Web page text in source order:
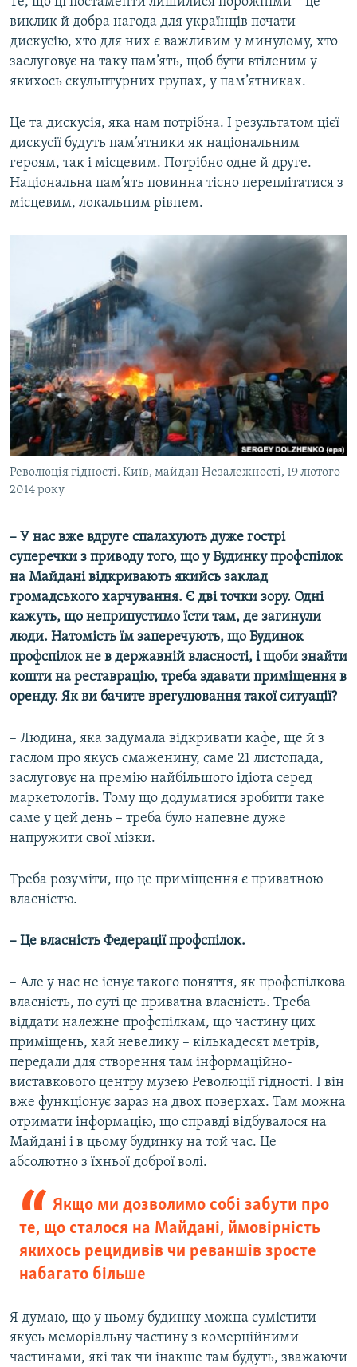
виклик й добра нагода для українців почати
дискусію, хто для них є важливим у минулому, хто
заслуговує на таку пам’ять, щоб бути втіленим у
якихось скульптурних групах, у пам’ятниках.
Це та дискусія, яка нам потрібна. І результатом цієї
дискусії будуть пам’ятники як національним
героям, так і місцевим. Потрібно одне й друге.
Національна пам’ять повинна тісно переплітатися з
місцевим, локальним рівнем.
Революція гідності. Київ, майдан Незалежності, 19 лютого
2014 року
– У нас вже вдруге спалахують дуже гострі
суперечки з приводу того, що у Будинку профспілок
на Майдані відкривають якийсь заклад
громадського харчування. Є дві точки зору. Одні
кажуть, що неприпустимо їсти там, де загинули
люди. Натомість їм заперечують, що Будинок
профспілок не в державній власності, і щоби знайти
кошти на реставрацію, треба здавати приміщення в
оренду. Як ви бачите врегулювання такої ситуації?
– Людина, яка задумала відкривати кафе, ще й з
гаслом про якусь смаженину, саме 21 листопада,
заслуговує на премію найбільшого ідіота серед
маркетологів. Тому що додуматися зробити таке
саме у цей день – треба було напевне дуже
напружити свої мізки.
Треба розуміти, що це приміщення є приватною
власністю.
– Це власність Федерації профспілок.
– Але у нас не існує такого поняття, як профспілкова
власність, по суті це приватна власність. Треба
віддати належне профспілкам, що частину цих
приміщень, хай невелику – кількадесят метрів,
передали для створення там інформаційно-
виставкового центру музею Революції гідності. І він
вже функціонує зараз на двох поверхах. Там можна
отримати інформацію, що справді відбувалося на
Майдані і в цьому будинку на той час. Це
абсолютно з їхньої доброї волі.
Якщо ми дозволимо собі забути про
те, що сталося на Майдані, ймовірність
якихось рецидивів чи реваншів зросте
набагато більше
Я думаю, що у цьому будинку можна сумістити
якусь меморіальну частину з комерційними
частинами, які так чи інакше там будуть, зважаючи